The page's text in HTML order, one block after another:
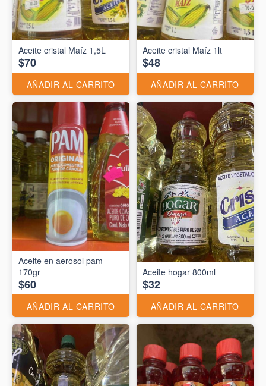
Aceite cristal Maíz 1,5L
$70
AÑADIR AL CARRITO
Aceite cristal Maíz 1lt
$48
AÑADIR AL CARRITO
Aceite en aerosol pam
170gr
$60
AÑADIR AL CARRITO
Aceite hogar 800ml
$32
AÑADIR AL CARRITO